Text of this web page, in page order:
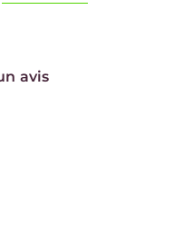
avis